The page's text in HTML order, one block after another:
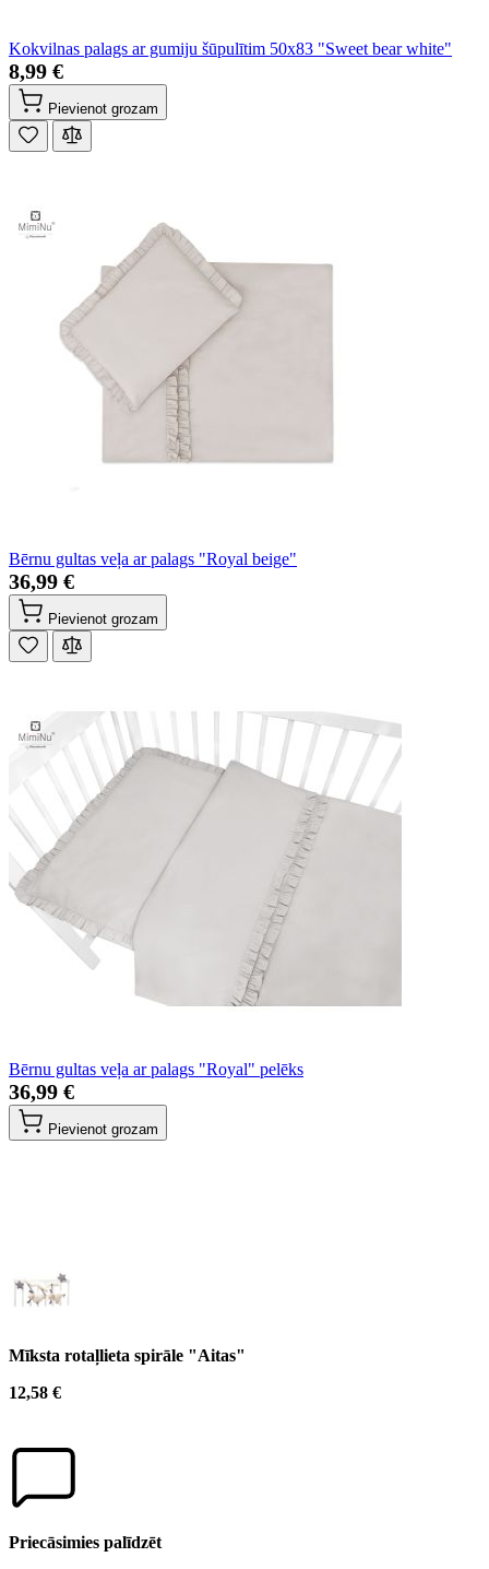
Kokvilnas palags ar gumiju šūpulītim 50x83 "Sweet bear white"
8,99 €
Pievienot grozam
Bērnu gultas veļa ar palags "Royal beige"
36,99 €
Pievienot grozam
Bērnu gultas veļa ar palags "Royal" pelēks
36,99 €
Pievienot grozam
Mīksta rotaļlieta spirāle "Aitas"
12,58 €
Priecāsimies palīdzēt